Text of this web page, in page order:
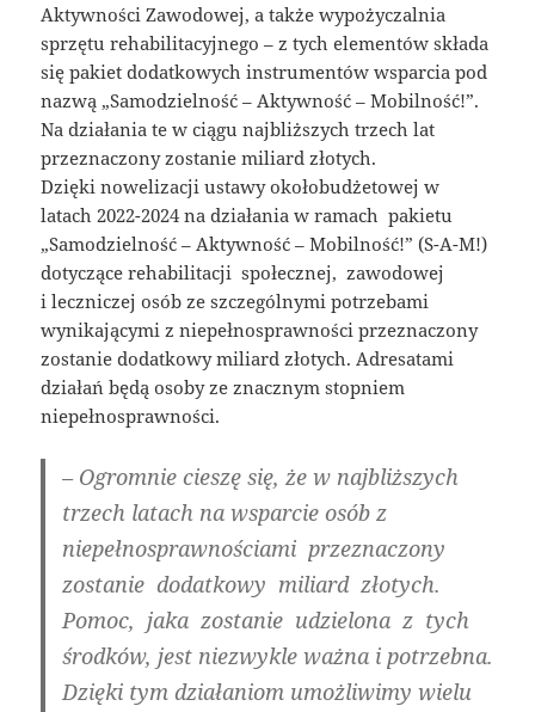
Aktywności Zawodowej, a także wypożyczalnia
sprzętu rehabilitacyjnego – z tych elementów składa
się pakiet dodatkowych instrumentów wsparcia pod
nazwą „Samodzielność – Aktywność – Mobilność!”.
Na działania te w ciągu najbliższych trzech lat
przeznaczony zostanie miliard złotych.
Dzięki nowelizacji ustawy okołobudżetowej w
latach 2022-2024 na działania w ramach pakietu
„Samodzielność – Aktywność – Mobilność!” (S-A-M!)
dotyczące rehabilitacji społecznej, zawodowej
i leczniczej osób ze szczególnymi potrzebami
wynikającymi z niepełnosprawności przeznaczony
zostanie dodatkowy miliard złotych. Adresatami
działań będą osoby ze znacznym stopniem
niepełnosprawności.
– Ogromnie cieszę się, że w najbliższych
trzech latach na wsparcie osób z
niepełnosprawnościami przeznaczony
zostanie dodatkowy miliard złotych.
Pomoc, jaka zostanie udzielona z tych
środków, jest niezwykle ważna i potrzebna.
Dzięki tym działaniom umożliwimy wielu